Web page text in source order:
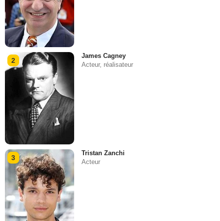
2
James Cagney
Acteur, réalisateur
3
Tristan Zanchi
Acteur